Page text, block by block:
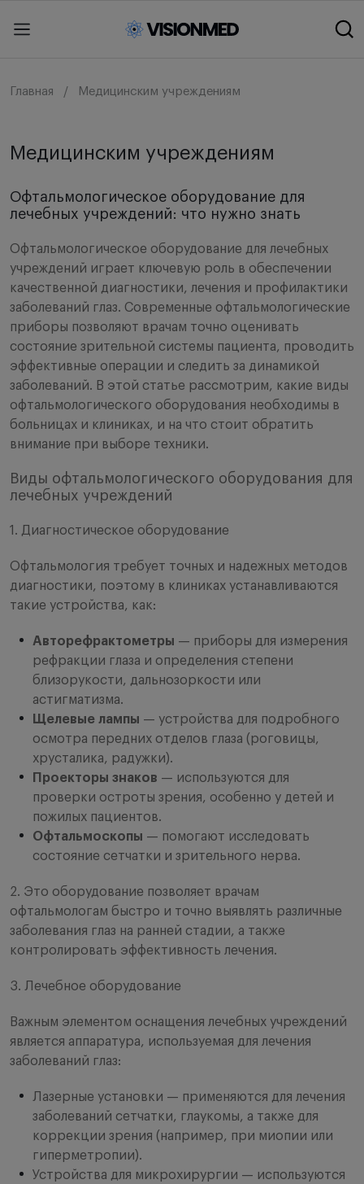
Главная Медицинским учреждениям
Медицинским учреждениям
Офтальмологическое оборудование для
лечебных учреждений: что нужно знать
Офтальмологическое оборудование для лечебных
учреждений играет ключевую роль в обеспечении
качественной диагностики, лечения и профилактики
заболеваний глаз. Современные офтальмологические
приборы позволяют врачам точно оценивать
состояние зрительной системы пациента, проводить
эффективные операции и следить за динамикой
заболеваний. В этой статье рассмотрим, какие виды
офтальмологического оборудования необходимы в
больницах и клиниках, и на что стоит обратить
внимание при выборе техники.
Виды офтальмологического оборудования для
лечебных учреждений
1. Диагностическое оборудование
Офтальмология требует точных и надежных методов
диагностики, поэтому в клиниках устанавливаются
такие устройства, как:
Авторефрактометры — приборы для измерения
рефракции глаза и определения степени
близорукости, дальнозоркости или
астигматизма.
Щелевые лампы — устройства для подробного
осмотра передних отделов глаза (роговицы,
хрусталика, радужки).
Проекторы знаков — используются для
проверки остроты зрения, особенно у детей и
пожилых пациентов.
Офтальмоскопы — помогают исследовать
состояние сетчатки и зрительного нерва.
2. Это оборудование позволяет врачам
офтальмологам быстро и точно выявлять различные
заболевания глаз на ранней стадии, а также
контролировать эффективность лечения.
3. Лечебное оборудование
Важным элементом оснащения лечебных учреждений
является аппаратура, используемая для лечения
заболеваний глаз:
Лазерные установки — применяются для лечения
заболеваний сетчатки, глаукомы, а также для
коррекции зрения (например, при миопии или
гиперметропии).
Устройства для микрохирургии — используются